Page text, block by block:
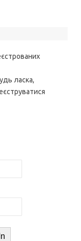
ласка,